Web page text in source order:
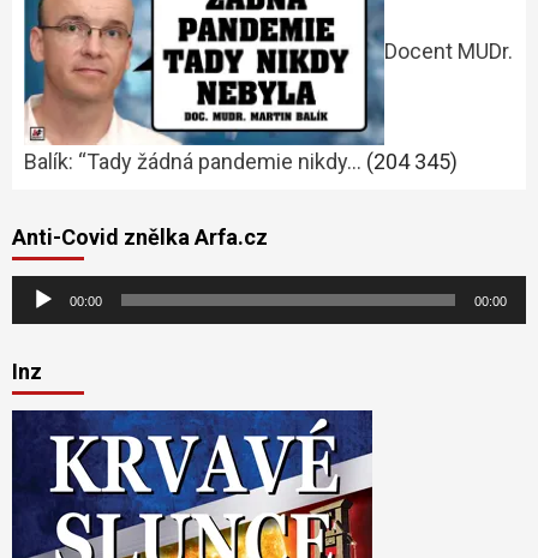
Docent MUDr.
Balík: “Tady žádná pandemie nikdy… (204 345)
Anti-Covid znělka Arfa.cz
Audio
přehrávač
00:00 00:00
Inz